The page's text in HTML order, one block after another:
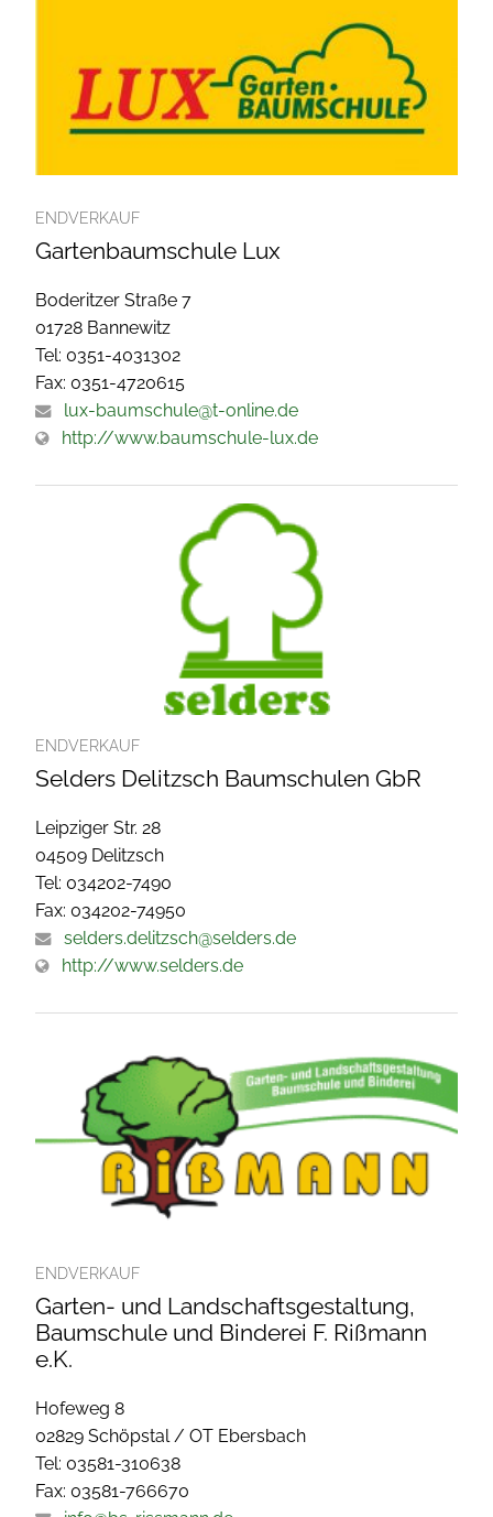
ENDVERKAUF
Gartenbaumschule Lux
Boderitzer Straße 7
01728 Bannewitz
Tel: 0351-4031302
Fax: 0351-4720615
lux-baumschule@t-online.de
http://www.baumschule-lux.de
ENDVERKAUF
Selders Delitzsch Baumschulen GbR
Leipziger Str. 28
04509 Delitzsch
Tel: 034202-7490
Fax: 034202-74950
selders.delitzsch@selders.de
http://www.selders.de
ENDVERKAUF
Garten- und Landschaftsgestaltung,
Baumschule und Binderei F. Rißmann
e.K.
Hofeweg 8
02829 Schöpstal / OT Ebersbach
Tel: 03581-310638
Fax: 03581-766670